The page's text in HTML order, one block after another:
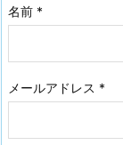
名前 *
メールアドレス *